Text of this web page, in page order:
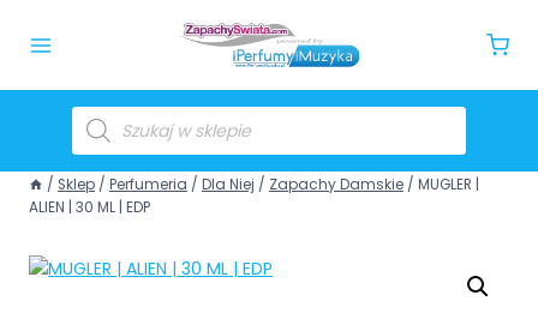
/ Sklep / Perfumeria / Dla Niej / Zapachy Damskie / MUGLER |
ALIEN | 30 ML | EDP